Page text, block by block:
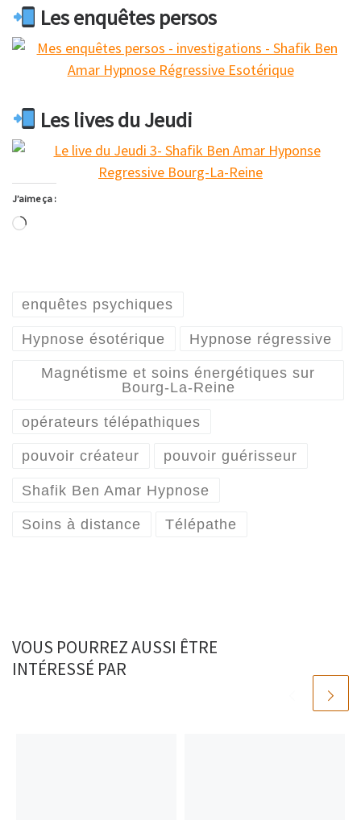
Les enquêtes persos
Les lives du Jeudi
J’aime ça :
Chargement…
enquêtes psychiques
Hypnose ésotérique Hypnose régressive
Magnétisme et soins énergétiques sur
Bourg-La-Reine
opérateurs télépathiques
pouvoir créateur pouvoir guérisseur
Shafik Ben Amar Hypnose
Soins à distance Télépathe
VOUS POURREZ AUSSI ÊTRE
INTÉRESSÉ PAR